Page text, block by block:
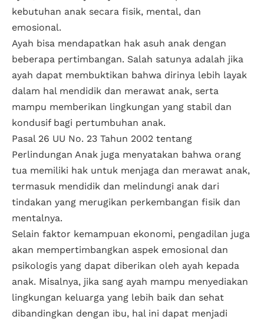
kebutuhan anak secara fisik, mental, dan
emosional.
Ayah bisa mendapatkan hak asuh anak dengan
beberapa pertimbangan. Salah satunya adalah jika
ayah dapat membuktikan bahwa dirinya lebih layak
dalam hal mendidik dan merawat anak, serta
mampu memberikan lingkungan yang stabil dan
kondusif bagi pertumbuhan anak.
Pasal 26 UU No. 23 Tahun 2002 tentang
Perlindungan Anak juga menyatakan bahwa orang
tua memiliki hak untuk menjaga dan merawat anak,
termasuk mendidik dan melindungi anak dari
tindakan yang merugikan perkembangan fisik dan
mentalnya.
Selain faktor kemampuan ekonomi, pengadilan juga
akan mempertimbangkan aspek emosional dan
psikologis yang dapat diberikan oleh ayah kepada
anak. Misalnya, jika sang ayah mampu menyediakan
lingkungan keluarga yang lebih baik dan sehat
dibandingkan dengan ibu, hal ini dapat menjadi